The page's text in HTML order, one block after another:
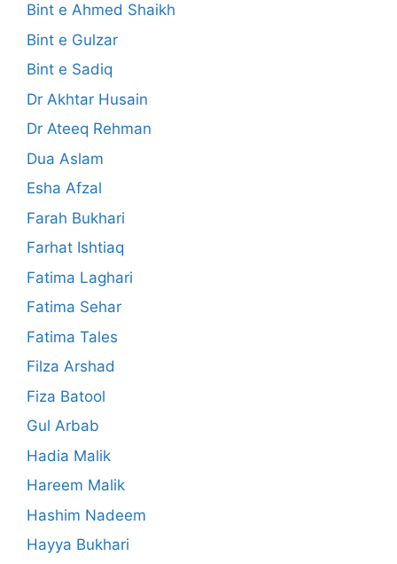
Bint e Ahmed Shaikh
Bint e Gulzar
Bint e Sadiq
Dr Akhtar Husain
Dr Ateeq Rehman
Dua Aslam
Esha Afzal
Farah Bukhari
Farhat Ishtiaq
Fatima Laghari
Fatima Sehar
Fatima Tales
Filza Arshad
Fiza Batool
Gul Arbab
Hadia Malik
Hareem Malik
Hashim Nadeem
Hayya Bukhari